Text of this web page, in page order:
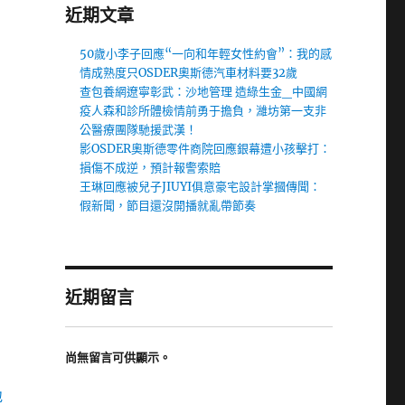
近期文章
50歲小李子回應“一向和年輕女性約會”：我的感
情成熟度只OSDER奧斯德汽車材料要32歲
查包養網遼寧彰武：沙地管理 造綠生金_中國網
疫人森和診所體檢情前勇于擔負，濰坊第一支非
公醫療團隊馳援武漢！
影OSDER奧斯德零件商院回應銀幕遭小孩擊打：
損傷不成逆，預計報警索賠
王琳回應被兒子JIUYI俱意豪宅設計掌摑傳聞：
假新聞，節目還沒開播就亂帶節奏
近期留言
尚無留言可供顯示。